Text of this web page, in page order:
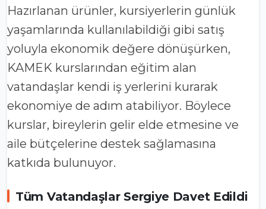
Hazırlanan ürünler, kursiyerlerin günlük
yaşamlarında kullanılabildiği gibi satış
yoluyla ekonomik değere dönüşürken,
KAMEK kurslarından eğitim alan
vatandaşlar kendi iş yerlerini kurarak
ekonomiye de adım atabiliyor. Böylece
kurslar, bireylerin gelir elde etmesine ve
aile bütçelerine destek sağlamasına
katkıda bulunuyor.
Tüm Vatandaşlar Sergiye Davet Edildi